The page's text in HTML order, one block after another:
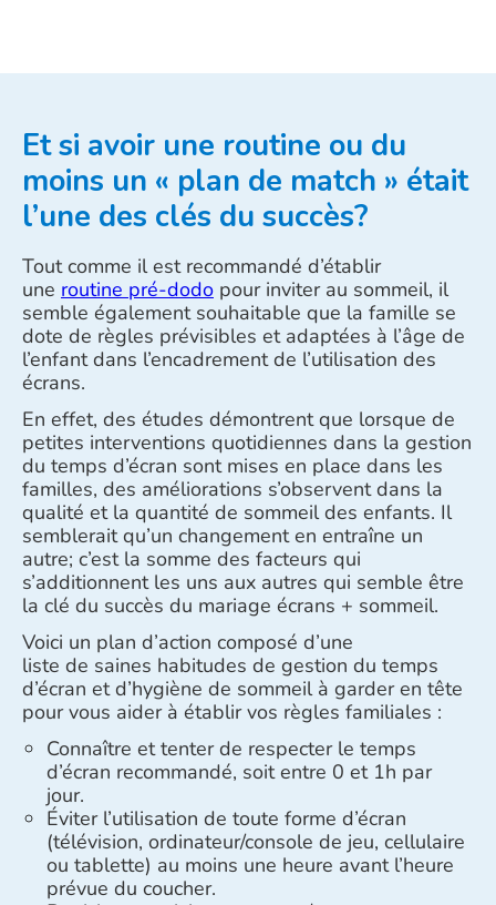
Et si avoir une routine ou du
moins un « plan de match » était
l’une des clés du succès?
Tout comme il est recommandé d’établir
une routine pré-dodo pour inviter au sommeil, il
semble également souhaitable que la famille se
dote de règles prévisibles et adaptées à l’âge de
l’enfant dans l’encadrement de l’utilisation des
écrans.
En effet, des études démontrent que lorsque de
petites interventions quotidiennes dans la gestion
du temps d’écran sont mises en place dans les
familles, des améliorations s’observent dans la
qualité et la quantité de sommeil des enfants. Il
semblerait qu’un changement en entraîne un
autre; c’est la somme des facteurs qui
s’additionnent les uns aux autres qui semble être
la clé du succès du mariage écrans + sommeil.
Voici un plan d’action composé d’une
liste de saines habitudes de gestion du temps
d’écran et d’hygiène de sommeil à garder en tête
pour vous aider à établir vos règles familiales :
Connaître et tenter de respecter le temps
d’écran recommandé, soit entre 0 et 1h par
jour.
Éviter l’utilisation de toute forme d’écran
(télévision, ordinateur/console de jeu, cellulaire
ou tablette) au moins une heure avant l’heure
prévue du coucher.